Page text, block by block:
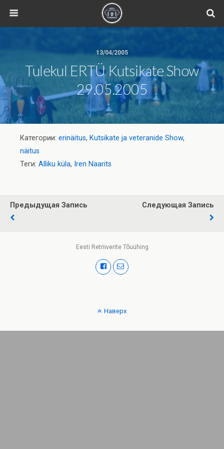
13/04/2005
Tulekul ERTÜ Kutsikate Show
29.05.2005
Категории: erinäitus, Kutsikate ja veteranide Show,
näitus
Теги: Alliku küla, Iren Naarits
Предыдущая Запись Следующая Запись
Eesti Retriiverite Tõuühing
Наверх